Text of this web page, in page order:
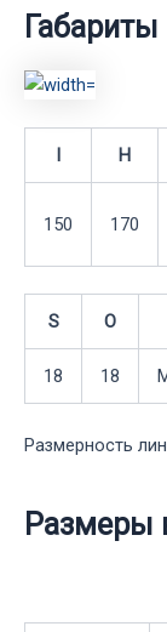
H
150 170
S O
18 18
Размерность
Размеры